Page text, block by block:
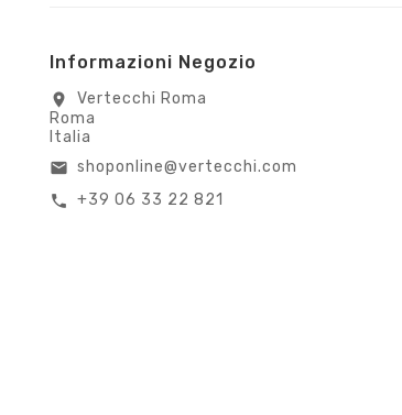
Informazioni Negozio
location_on
Vertecchi Roma
Roma
Italia
email shoponline@vertecchi.com
call +39 06 33 22 821